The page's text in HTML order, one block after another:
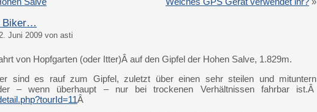
Biker…
Juni 2009 von asti
von Hopfgarten (oder Itter)Â auf den Gipfel der Hohen Salve, 1.829m.
sind es rauf zum Gipfel, zuletzt über einen sehr steilen und mituntern
– wenn überhaupt – nur bei trockenen Verhältnissen fahrbar ist.Â
Â